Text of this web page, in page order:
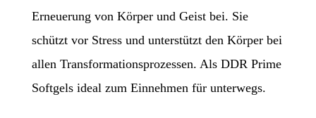
Erneuerung von Körper und Geist bei. Sie
schützt vor Stress und unterstützt den Körper bei
allen Transformationsprozessen. Als DDR Prime
Softgels ideal zum Einnehmen für unterwegs.